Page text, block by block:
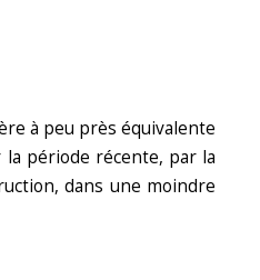
à peu près équivalente
période récente, par la
dans une moindre